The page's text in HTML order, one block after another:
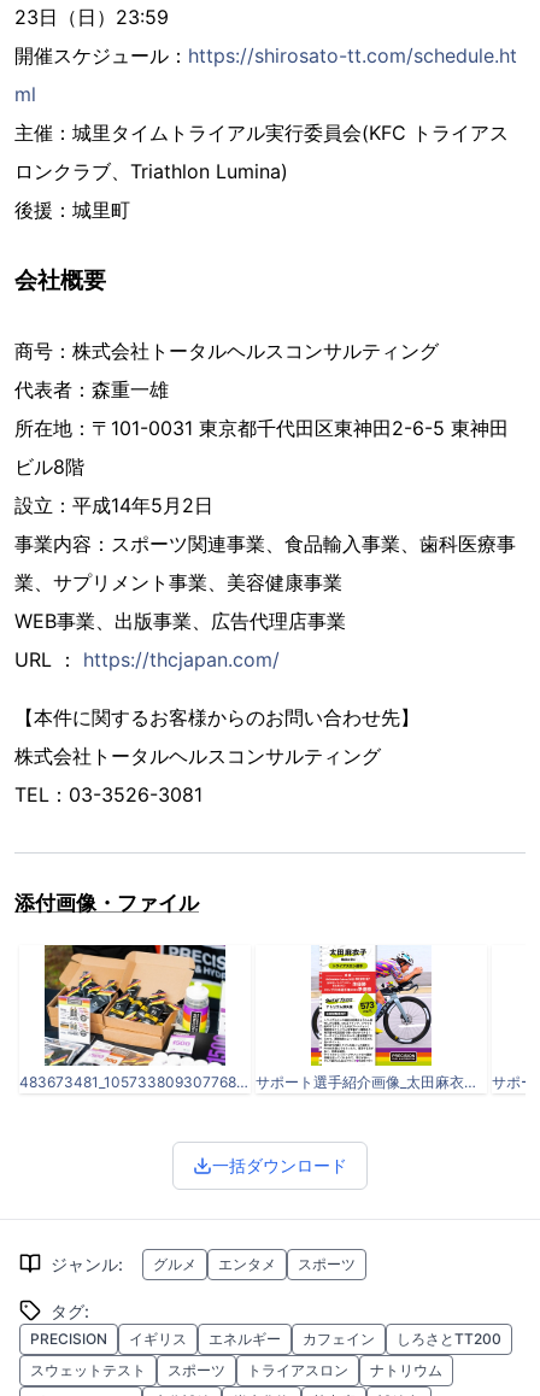
23日（日）23:59
開催スケジュール： https://shirosato-tt.com/schedule.ht
ml
主催：城里タイムトライアル実行委員会(KFC トライアス
ロンクラブ、Triathlon Lumina)
後援：城里町
会社概要
商号：株式会社トータルヘルスコンサルティング
代表者：森重一雄
所在地：〒101-0031 東京都千代田区東神田2-6-5 東神田
ビル8階
設立：平成14年5月2日
事業内容：スポーツ関連事業、食品輸入事業、歯科医療事
業、サプリメント事業、美容健康事業
WEB事業、出版事業、広告代理店事業
URL ： https://thcjapan.com/
【本件に関するお客様からのお問い合わせ先】
株式会社トータルヘルスコンサルティング
TEL：03-3526-3081
添付画像・ファイル
483673481_1057338093077680_8128802981922911310_n.jpg サポート選手紹介画像_太田麻衣子選手 (1).jpg
一括ダウンロード
ジャンル: グルメ エンタメ スポーツ
タグ:
PRECISION イギリス エネルギー カフェイン
しろさとTT200
スウェットテスト
スポーツ トライアスロン
ナトリウム